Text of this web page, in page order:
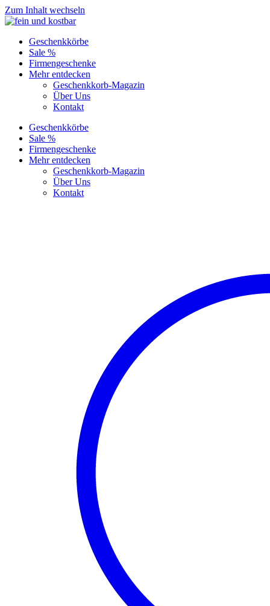
Zum Inhalt wechseln
Geschenkkörbe
Sale %
Firmengeschenke
Mehr entdecken
Geschenkkorb-Magazin
Über Uns
Kontakt
Geschenkkörbe
Sale %
Firmengeschenke
Mehr entdecken
Geschenkkorb-Magazin
Über Uns
Kontakt